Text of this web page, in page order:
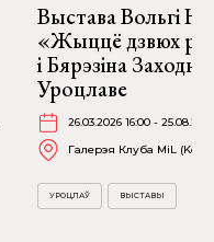
Выстава Вольгі
«Жыццё дзвюх
і Бярэзіна
Уроцлаве
26.03.2026 16:00 -
Галерэя Клуба MiL
УРОЦЛАЎ ВЫСТАВЫ